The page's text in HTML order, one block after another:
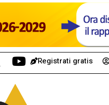
Registrati gratis